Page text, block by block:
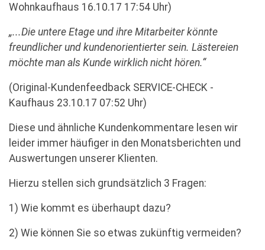
Wohnkaufhaus 16.10.17 17:54 Uhr)
„...Die untere Etage und ihre Mitarbeiter könnte
freundlicher und kundenorientierter sein. Lästereien
möchte man als Kunde wirklich nicht hören.“
(Original-Kundenfeedback SERVICE-CHECK -
Kaufhaus 23.10.17 07:52 Uhr)
Diese und ähnliche Kundenkommentare lesen wir
leider immer häufiger in den Monatsberichten und
Auswertungen unserer Klienten.
Hierzu stellen sich grundsätzlich 3 Fragen:
1) Wie kommt es überhaupt dazu?
2) Wie können Sie so etwas zukünftig vermeiden?